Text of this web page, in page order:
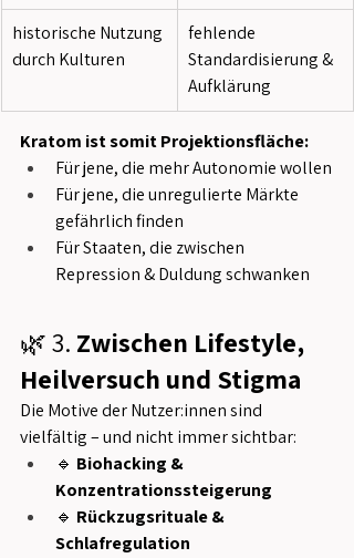
historische Nutzung
durch Kulturen
fehlende
Standardisierung &
Aufklärung
Kratom ist somit Projektionsfläche:
Für jene, die mehr Autonomie wollen
Für jene, die unregulierte Märkte
gefährlich finden
Für Staaten, die zwischen
Repression & Duldung schwanken
🌿 3. Zwischen Lifestyle,
Heilversuch und Stigma
Die Motive der Nutzer:innen sind
vielfältig – und nicht immer sichtbar:
🔹 Biohacking &
Konzentrationssteigerung
🔹 Rückzugsrituale &
Schlafregulation